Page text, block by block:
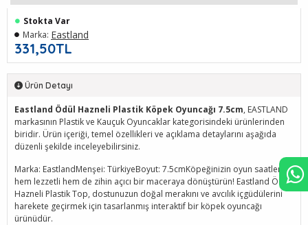
331,50TL
Stokta Var
Marka: Eastland
Ürün Detayı
Eastland Ödül Hazneli Plastik Köpek Oyuncağı 7.5cm, EASTLAND
markasının Plastik ve Kauçuk Oyuncaklar kategorisindeki ürünlerinden
biridir. Ürün içeriği, temel özellikleri ve açıklama detaylarını aşağıda
düzenli şekilde inceleyebilirsiniz.
Marka: EastlandMenşei: TürkiyeBoyut: 7.5cmKöpeğinizin oyun saatlerini
hem lezzetli hem de zihin açıcı bir maceraya dönüştürün! Eastland Ödül
Hazneli Plastik Top, dostunuzun doğal merakını ve avcılık içgüdülerini
harekete geçirmek için tasarlanmış interaktif bir köpek oyuncağı
ürünüdür.